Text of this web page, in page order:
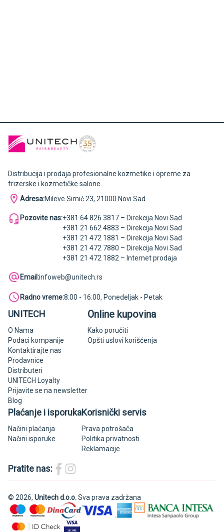
Distribucija i prodaja profesionalne kozmetike i opreme za
frizerske i kozmetičke salone.
Adresa:Mileve Simić 23, 21000 Novi Sad
Pozovite nas:+381 64 826 3817 – Direkcija Novi Sad
+381 21 662 4883 – Direkcija Novi Sad
+381 21 472 1881 – Direkcija Novi Sad
+381 21 472 7880 – Direkcija Novi Sad
+381 21 472 1882 – Internet prodaja
Email:infoweb@unitech.rs
Radno vreme:8:00 - 16:00, Ponedeljak - Petak
UNITECH
O Nama
Podaci kompanije
Kontaktirajte nas
Prodavnice
Distributeri
UNITECH Loyalty
Prijavite se na newsletter
Blog
Online kupovina
Kako poručiti
Opšti uslovi korišćenja
Plaćanje i isporuka
Načini plaćanja
Načini isporuke
Korisnički servis
Prava potrošača
Politika privatnosti
Reklamacije
Pratite nas:
© 2026, Unitech d.o.o.Sva prava zadržana